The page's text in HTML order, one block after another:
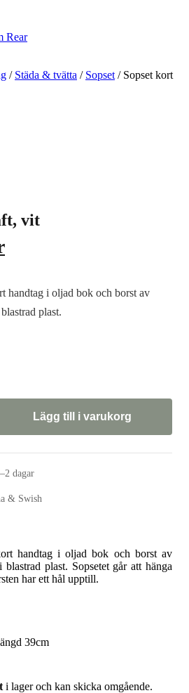
Rear
/ Städa & tvätta / Sopset / Sopset kort
vit
Det
priset
är:
handtag i oljad bok och borst av
plast.
Lägg till i varukorg
dagar
& Swish
handtag i oljad bok och borst av
plast. Sopsetet går att hänga
har ett hål upptill.
39cm
i lager och kan skicka omgående.